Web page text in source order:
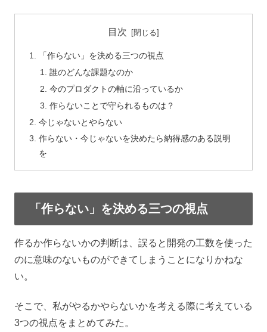
目次
「作らない」を決める三つの視点
誰のどんな課題なのか
今のプロダクトの軸に沿っているか
作らないことで守られるものは？
今じゃないとやらない
作らない・今じゃないを決めたら納得感のある説明
を
「作らない」を決める三つの視点
作るか作らないかの判断は、誤ると開発の工数を使った
のに意味のないものができてしまうことになりかねな
い。
そこで、私がやるかやらないかを考える際に考えている
3つの視点をまとめてみた。